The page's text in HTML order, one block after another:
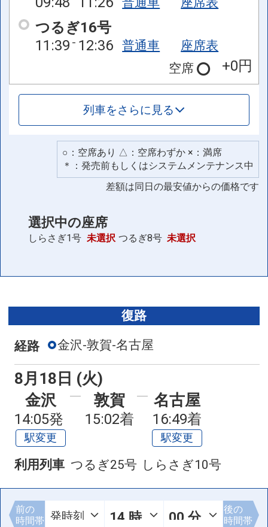
つるぎ16号
11:39 12:36 普通車
座席表
空席
+0円
列車をさらに見る
○：空席あり △：空席わずか ×：満席
＊：発売前もしくはシステムメンテナンス中
差額は同日の最安値からの価格です
選択中の座席
しらさぎ1号 未選択 つるぎ8号 未選択
復路
経路 金沢-敦賀-名古屋
8月18日 (火)
金沢
14:05発
駅変更
敦賀
15:02着
名古屋
16:49着
駅変更
利用列車 つるぎ25号 しらさぎ10号
前の
時間帯
後の
時間帯